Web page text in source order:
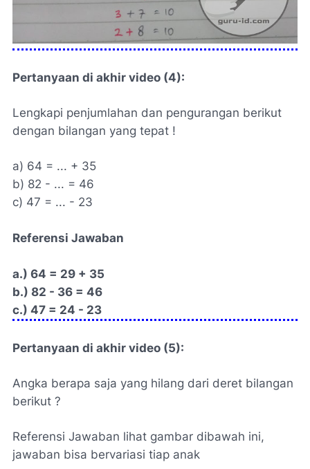
Pertanyaan di akhir video (4):
Lengkapi penjumlahan dan pengurangan berikut
dengan bilangan yang tepat !
a) 64 = ... + 35
b) 82 - ... = 46
c) 47 = ... - 23
Referensi Jawaban
a.) 64 = 29 + 35
b.) 82 - 36 = 46
c.) 47 = 24 - 23
Pertanyaan di akhir video (5):
Angka berapa saja yang hilang dari deret bilangan
berikut ?
Referensi Jawaban lihat gambar dibawah ini,
jawaban bisa bervariasi tiap anak